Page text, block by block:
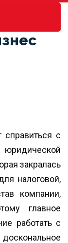
с
закралась
налоговой,
компании,
главное
работать с